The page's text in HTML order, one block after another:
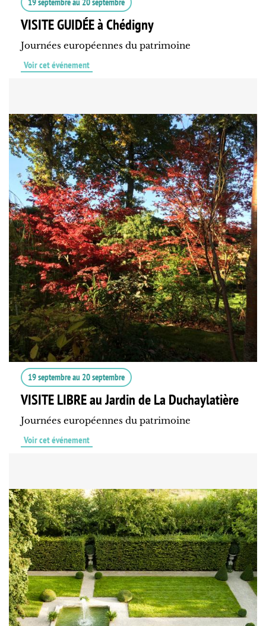
VISITE GUIDÉE à Chédigny
Journées européennes du patrimoine
Voir cet événement
19 septembreau 20 septembre
VISITE LIBRE au Jardin de La Duchaylatière
Journées européennes du patrimoine
Voir cet événement